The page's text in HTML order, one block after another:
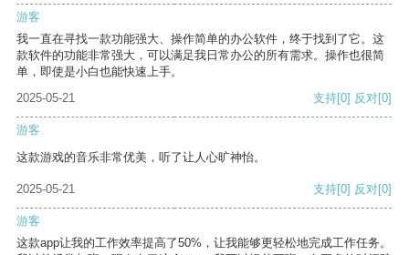
游客
我一直在寻找一款功能强大、操作简单的办公软件，终于找到了它。这
款软件的功能非常强大，可以满足我日常办公的所有需求。操作也很简
单，即使是小白也能快速上手。
2025-05-21
支持[0] 反对[0]
游客
这款游戏的音乐非常优美，听了让人心旷神怡。
2025-05-21 支持[0] 反对[0]
游客
这款app让我的工作效率提高了50%，让我能够更轻松地完成工作任务。